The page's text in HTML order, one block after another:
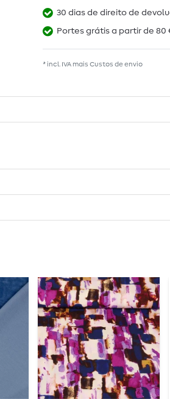
30 dias de direito de
Portes grátis a partir de 80
* incl. IVA mais Custos de envio